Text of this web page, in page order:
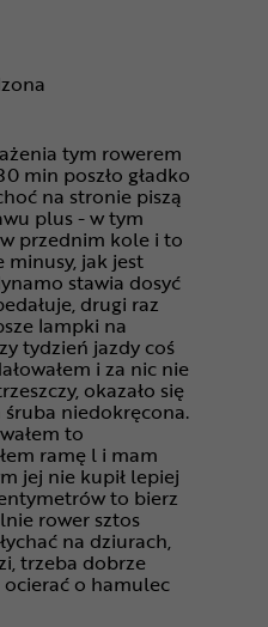
tym rowerem
min poszło gładko
na stronie piszą
plus - w tym
przednim kole i to
minusy, jak jest
stawia dosyć
drugi raz
lampki na
tydzień jazdy coś
i za nic nie
okazało się
śruba niedokręcona.
to
ramę l i mam
jej nie kupił lepiej
to bierz
rower sztos
na dziurach,
trzeba dobrze
o hamulec